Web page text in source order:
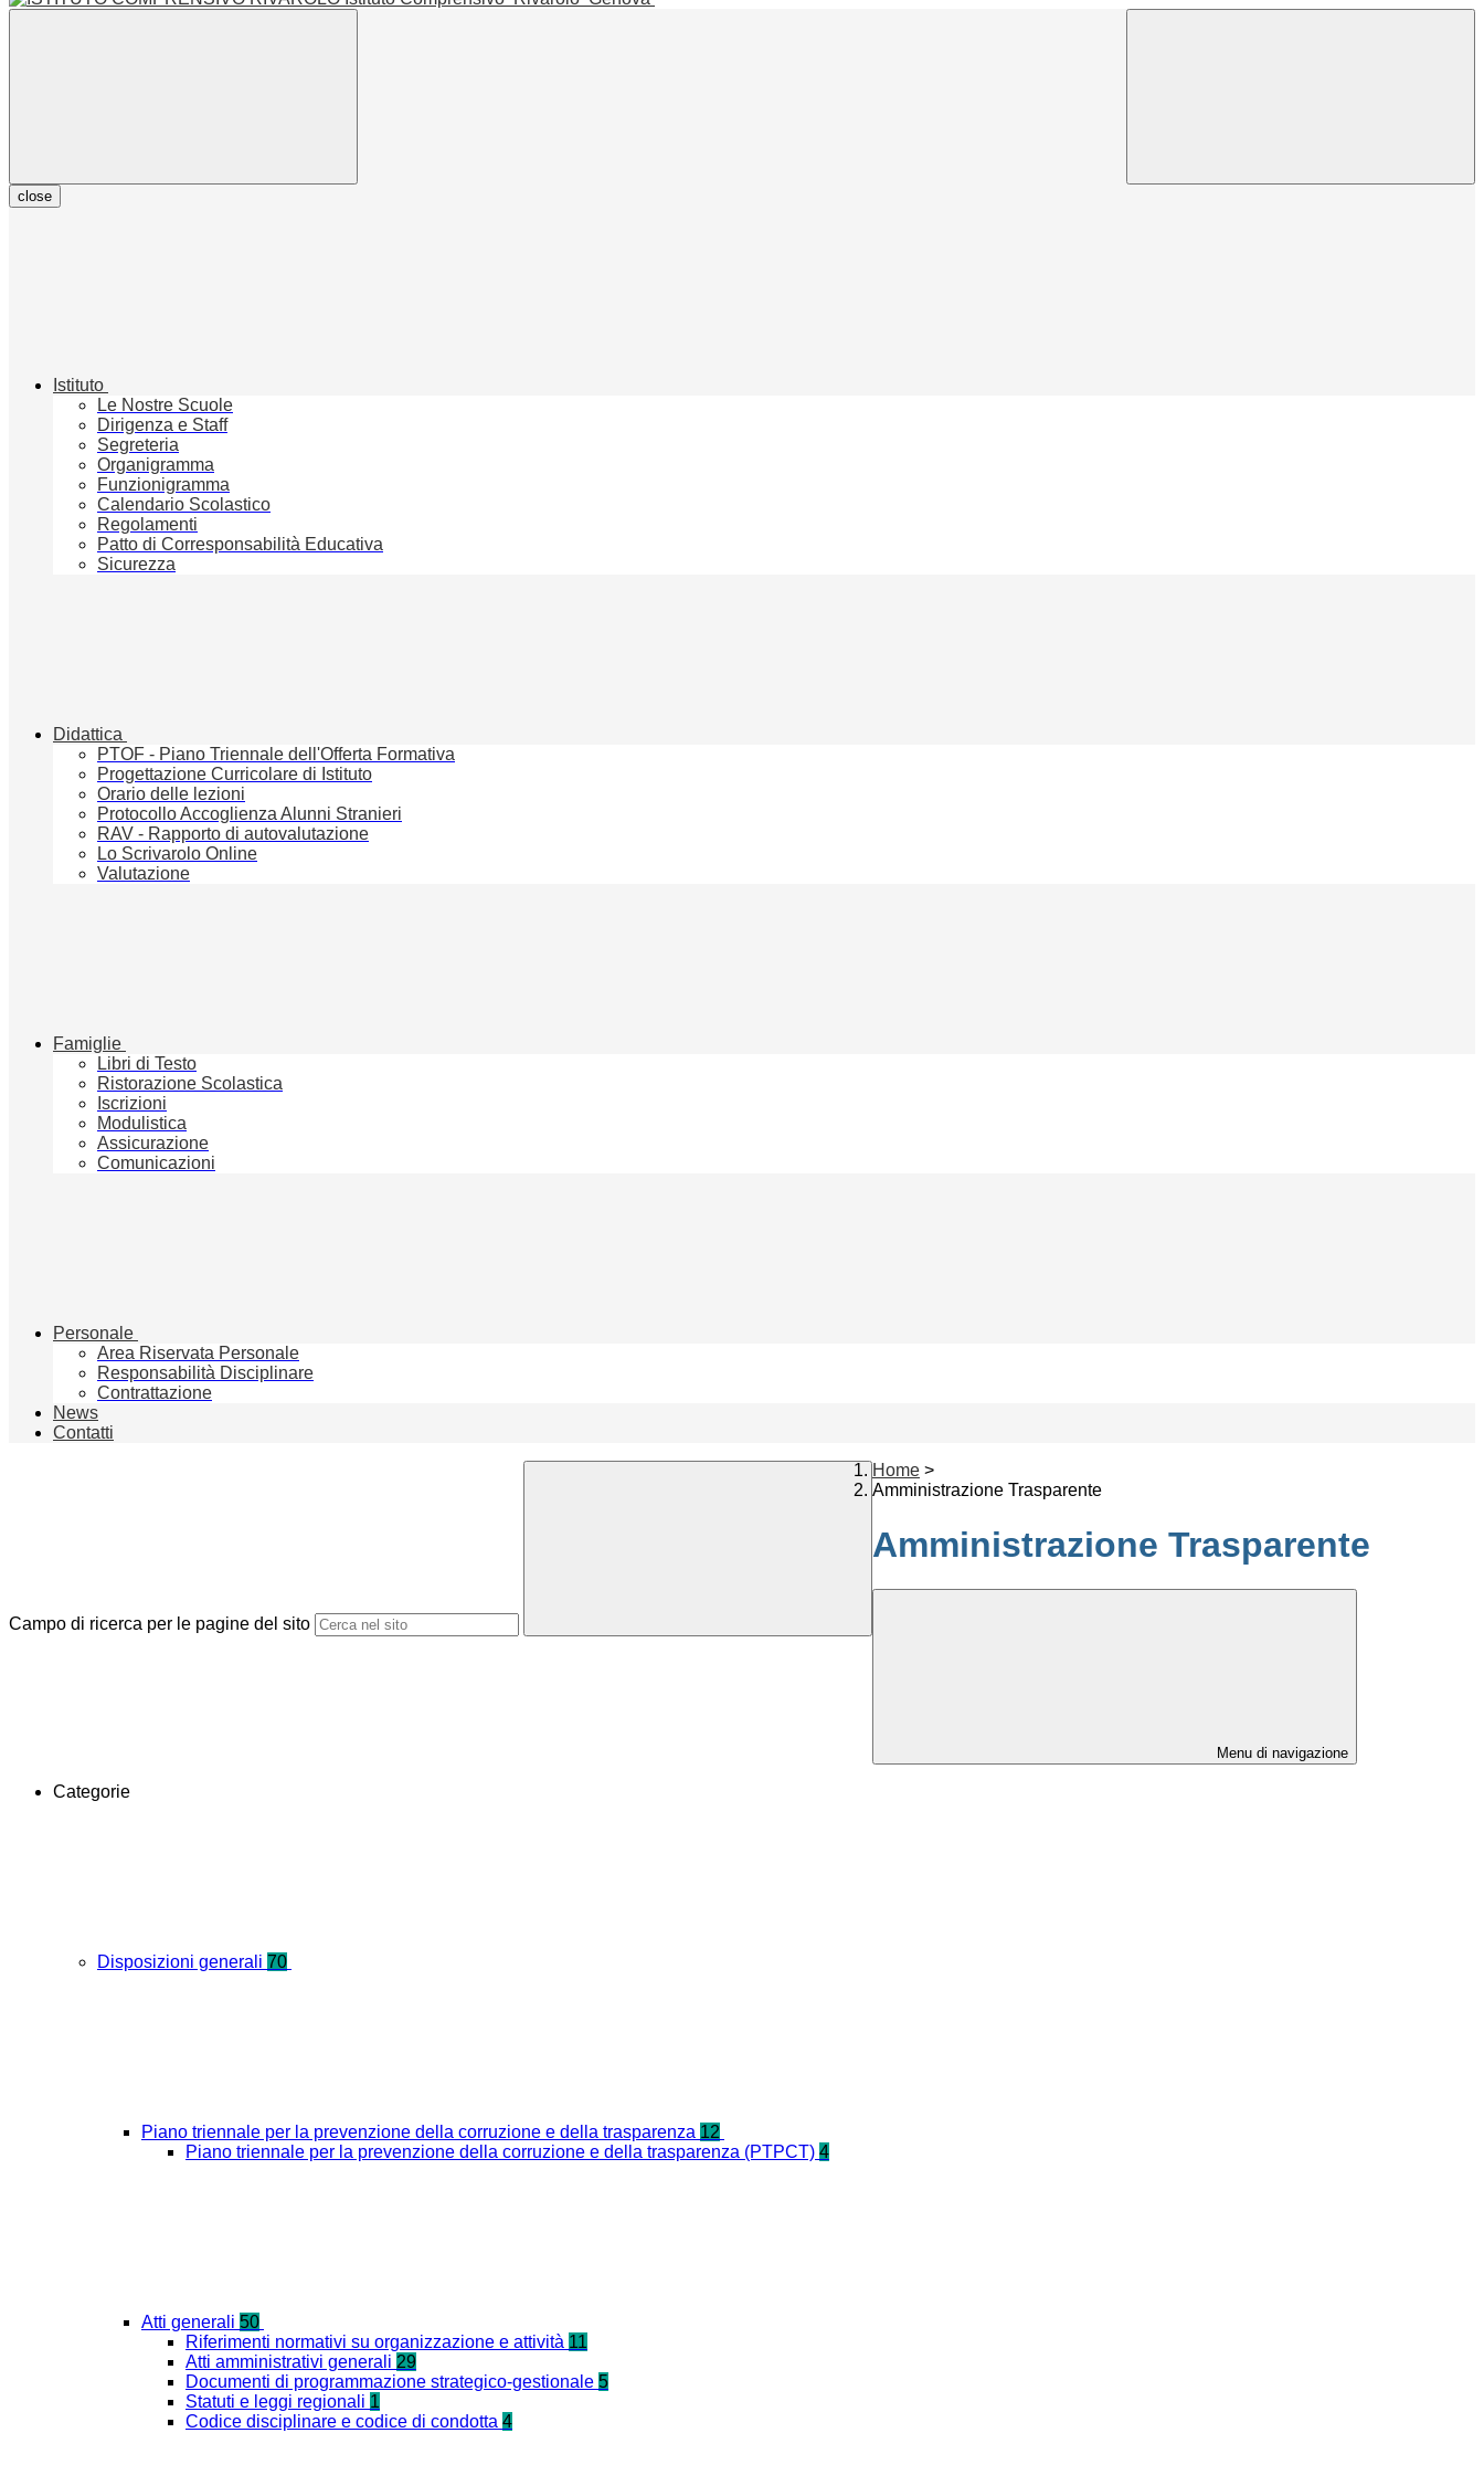
close
Istituto
Le Nostre Scuole
Dirigenza e Staff
Segreteria
Organigramma
Funzionigramma
Calendario Scolastico
Regolamenti
Patto di Corresponsabilità Educativa
Sicurezza
Didattica
PTOF - Piano Triennale dell'Offerta Formativa
Progettazione Curricolare di Istituto
Orario delle lezioni
Protocollo Accoglienza Alunni Stranieri
RAV - Rapporto di autovalutazione
Lo Scrivarolo Online
Valutazione
Famiglie
Libri di Testo
Ristorazione Scolastica
Iscrizioni
Modulistica
Assicurazione
Comunicazioni
Personale
Area Riservata Personale
Responsabilità Disciplinare
Contrattazione
News
Contatti
Campo di ricerca per le pagine del sito
Home >
Amministrazione Trasparente
Amministrazione Trasparente
Menu di navigazione
Categorie
Disposizioni generali 70
Piano triennale per la prevenzione della corruzione e della trasparenza 12
Piano triennale per la prevenzione della corruzione e della trasparenza (PTPCT) 4
Atti generali 50
Riferimenti normativi su organizzazione e attività 11
Atti amministrativi generali 29
Documenti di programmazione strategico-gestionale 5
Statuti e leggi regionali 1
Codice disciplinare e codice di condotta 4